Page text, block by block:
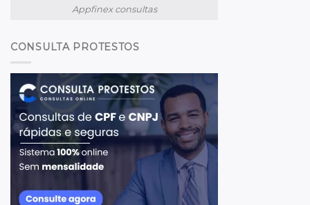
Appfinex consultas
CONSULTA PROTESTOS